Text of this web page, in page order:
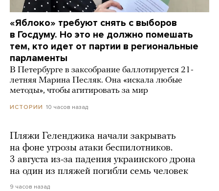
«Яблоко» требуют снять с выборов
в Госдуму. Но это не должно помешать
тем, кто идет от партии в региональные
парламенты
В Петербурге в заксобрание баллотируется 21-
летняя Марина Песляк. Она «искала любые
методы», чтобы агитировать за мир
ИСТОРИИ 10 часов назад
Пляжи Геленджика начали закрывать
на фоне угрозы атаки беспилотников.
3 августа из-за падения украинского дрона
на один из пляжей погибли семь человек
9 часов назад